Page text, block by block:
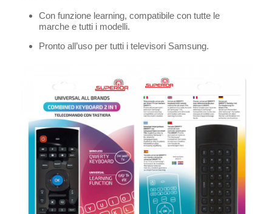
Con funzione learning, compatibile con tutte le
marche e tutti i modelli.
Pronto all’uso per tutti i televisori Samsung.